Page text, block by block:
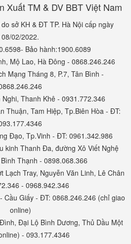
Xuất TM & DV BBT Việt Nam
sở KH & ĐT TP. Hà Nội cấp ngày
08/02/2022.
Bảo hành:1900.6089
Mộ Lao, Hà Đông - 0868.246.246
Mạng Tháng 8, P.7, Tân Bình -
Thanh Khê - 0931.772.346
Thuận, Tam Hiệp, Tp.Biên Hòa - ĐT:
Đạo, Tp.Vinh - ĐT: 0961.342.986
kinh Thanh Đa, đường Xô Viết Nghệ
Thạnh - 0898.068.366
Lạch Tray, Nguyễn Văn Linh, Lê Chân
- 0968.942.346
Cầu Giấy - ĐT: 0868.246.246 (chỉ giao
online)
Đại Lộ Bình Dương, Thủ Dầu Một
- 093.177.4346